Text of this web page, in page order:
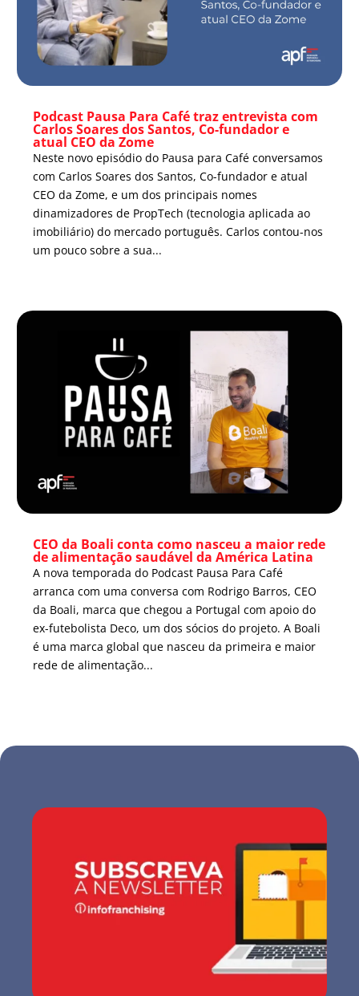
Podcast Pausa Para Café traz entrevista com
Carlos Soares dos Santos, Co-fundador e
atual CEO da Zome
Neste novo episódio do Pausa para Café conversamos
com Carlos Soares dos Santos, Co-fundador e atual
CEO da Zome, e um dos principais nomes
dinamizadores de PropTech (tecnologia aplicada ao
imobiliário) do mercado português. Carlos contou-nos
um pouco sobre a sua...
CEO da Boali conta como nasceu a maior rede
de alimentação saudável da América Latina
A nova temporada do Podcast Pausa Para Café
arranca com uma conversa com Rodrigo Barros, CEO
da Boali, marca que chegou a Portugal com apoio do
ex-futebolista Deco, um dos sócios do projeto. A Boali
é uma marca global que nasceu da primeira e maior
rede de alimentação...